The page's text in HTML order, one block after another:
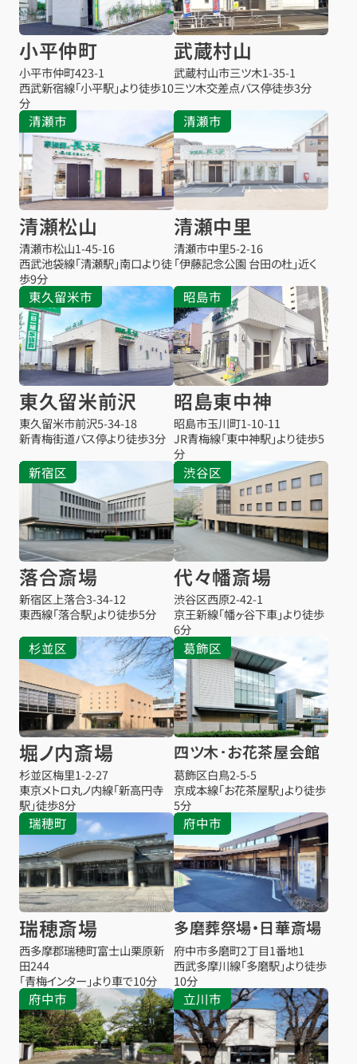
小平仲町
小平市仲町423-1
西武新宿線「小平駅」より徒歩10
分
武蔵村山
武蔵村山市三ツ木1-35-1
三ツ木交差点バス停徒歩3分
清瀬市
清瀬松山
清瀬市松山1-45-16
西武池袋線「清瀬駅」南口より徒
歩9分
清瀬市
清瀬中里
清瀬市中里5-2-16
「伊藤記念公園 台田の杜」近く
東久留米市
東久留米前沢
東久留米市前沢5-34-18
新青梅街道バス停より徒歩3分
昭島市
昭島東中神
昭島市玉川町1-10-11
JR青梅線「東中神駅」より徒歩5
分
新宿区
落合斎場
新宿区上落合3-34-12
東西線「落合駅」より徒歩5分
渋谷区
代々幡斎場
渋谷区西原2-42-1
京王新線「幡ヶ谷下車」より徒歩
6分
杉並区
堀ノ内斎場
杉並区梅里1-2-27
東京メトロ丸ノ内線「新高円寺
駅」徒歩8分
葛飾区
四ツ木･お花茶屋会館
葛飾区白鳥2-5-5
京成本線「お花茶屋駅」より徒歩
5分
瑞穂町
瑞穂斎場
西多摩郡瑞穂町富士山栗原新
田244
「青梅インター」より車で10分
府中市
多磨葬祭場・日華斎場
府中市多磨町2丁目1番地1
西武多摩川線「多磨駅」より徒歩
10分
府中市 立川市